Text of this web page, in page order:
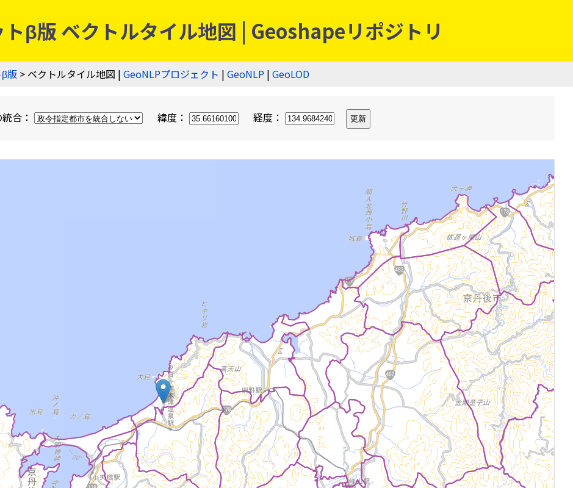
β版 ベクトルタイル地図 | Geoshapeリポジトリ
版 > ベクトルタイル地図 | GeoNLPプロジェクト | GeoNLP | GeoLOD
合： 緯度： 経度：